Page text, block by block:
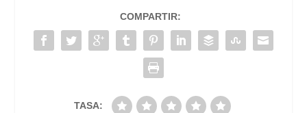
COMPARTIR:
TASA: